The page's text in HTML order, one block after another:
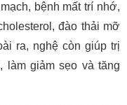
bệnh mất trí nhớ,
đào thải mỡ
ra, nghệ còn giúp trị
làm giảm sẹo và tăng